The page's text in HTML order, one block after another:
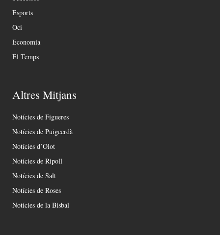
Esports
Oci
Economia
El Temps
Altres Mitjans
Notícies de Figueres
Notícies de Puigcerdà
Notícies d’Olot
Notícies de Ripoll
Notícies de Salt
Notícies de Roses
Notícies de la Bisbal